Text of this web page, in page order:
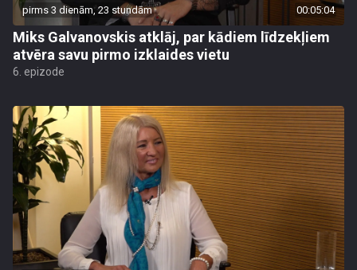
pirms 3 dienām, 23 stundām 00:05:04
Miks Galvanovskis atklāj, par kādiem līdzekļiem
atvēra savu pirmo izklaides vietu
6. epizode